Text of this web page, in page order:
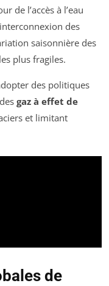
de l’accès à l’eau
des
saisonnière des
plus fragiles.
des politiques
gaz à effet de
et limitant
de